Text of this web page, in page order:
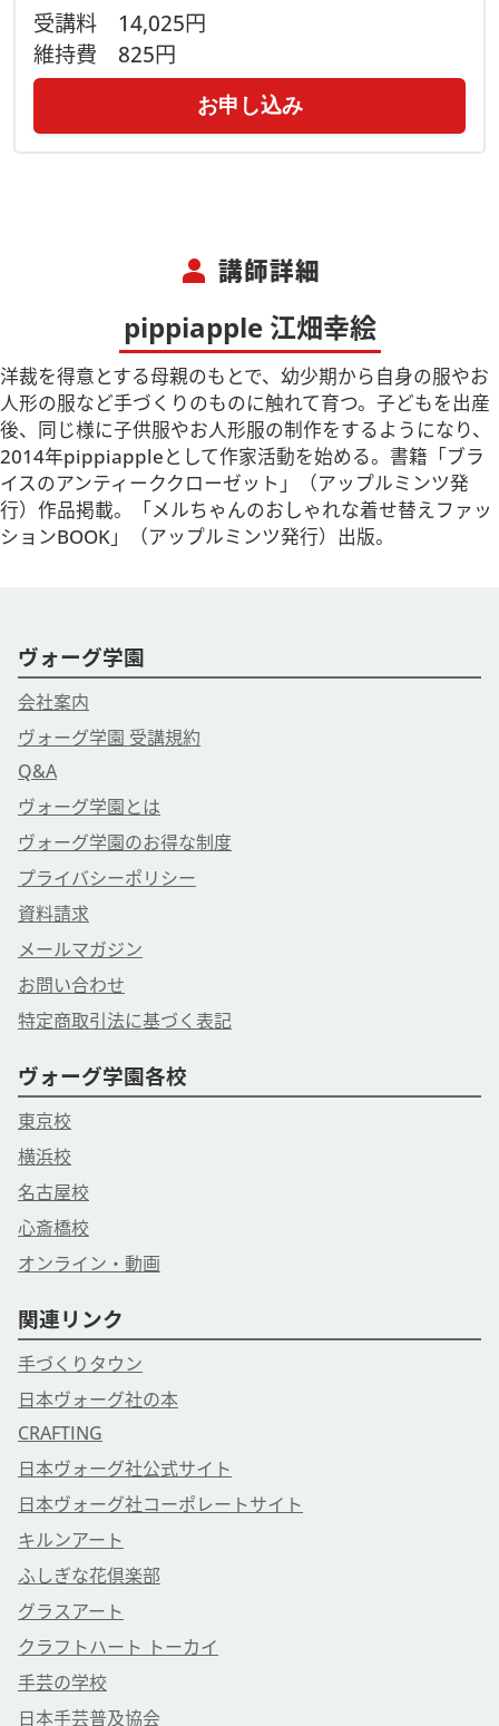
受講料 14,025円
維持費 825円
お申し込み
person 講師詳細
pippiapple 江畑幸絵
洋裁を得意とする母親のもとで、幼少期から自身の服やお
人形の服など手づくりのものに触れて育つ。子どもを出産
後、同じ様に子供服やお人形服の制作をするようになり、
2014年pippiappleとして作家活動を始める。書籍「ブラ
イスのアンティーククローゼット」（アップルミンツ発
行）作品掲載。「メルちゃんのおしゃれな着せ替えファッ
ションBOOK」（アップルミンツ発行）出版。
ヴォーグ学園
会社案内
ヴォーグ学園 受講規約
Q&A
ヴォーグ学園とは
ヴォーグ学園のお得な制度
プライバシーポリシー
資料請求
メールマガジン
お問い合わせ
特定商取引法に基づく表記
ヴォーグ学園各校
東京校
横浜校
名古屋校
心斎橋校
オンライン・動画
関連リンク
手づくりタウン
日本ヴォーグ社の本
CRAFTING
日本ヴォーグ社公式サイト
日本ヴォーグ社コーポレートサイト
キルンアート
ふしぎな花倶楽部
グラスアート
クラフトハート トーカイ
手芸の学校
日本手芸普及協会